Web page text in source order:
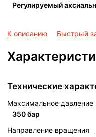
Регулируемый
К описанию Быстрый
Технические
Максимальное давление
350 бар
Направление вращения